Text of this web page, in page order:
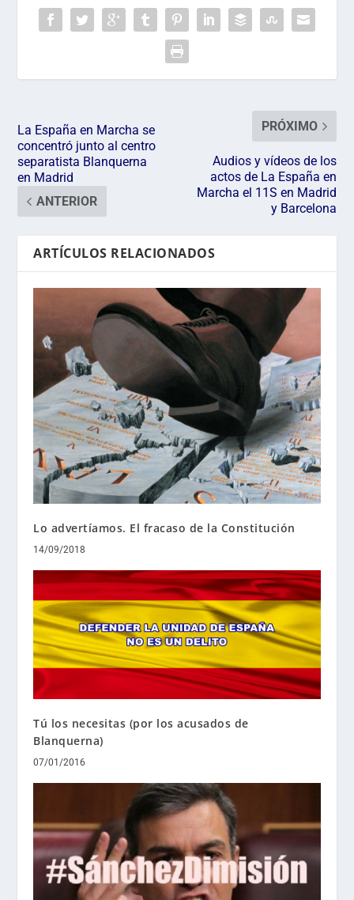
La España en Marcha se
concentró junto al centro
separatista Blanquerna
en Madrid
ANTERIOR
PRÓXIMO
Audios y vídeos de los
actos de La España en
Marcha el 11S en Madrid
y Barcelona
ARTÍCULOS RELACIONADOS
Lo advertíamos. El fracaso de la Constitución
14/09/2018
Tú los necesitas (por los acusados de
Blanquerna)
07/01/2016